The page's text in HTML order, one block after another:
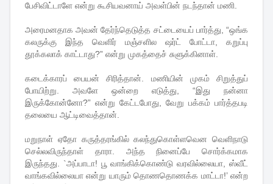
பேசிவிட்டாளே என்று கூசியவனாய் அவள்பின் நடந்தான் மணி.
அரைமனதாக அவன் தேர்ந்தெடுத்த சட்டையைப் பார்த்து, “ஒங்க
கலருக்கு இந்த வெளிர் மஞ்சளில ஷர்ட் போட்டா, கறுப்பு
தூக்கலாக் காட்டாது?” என்று முகத்தைச் சுளுக்கினாள்.
கடைக்காரப் பையன் சிரித்தான். மணியின் முகம் சிறுத்துப்
போயிற்று. அவளே ஒன்றை எடுத்து, “இது நன்னா
இருக்கோன்னோ?” என்று கேட்டபோது, வேறு பக்கம் பார்த்தபடி
தலையை ஆட்டிவைத்தான்.
மறுநாள் ஏதோ கருத்தரங்கில் கலந்துகொள்ளவென வெளிநாடு
செல்லவிருந்தாள் தாரா. அந்த நினைப்பே சொர்க்கமாக
இருந்தது. `அப்பாடா! பூ வாங்கிக்கொண்டு வரவில்லையா, ஸ்வீட்
வாங்கவில்லையா என்று யாரும் தொணதொணக்க மாட்டா!’ என்ற